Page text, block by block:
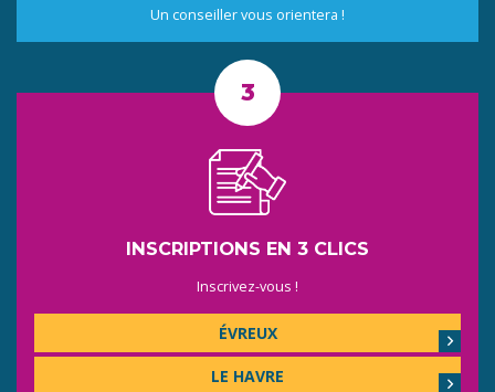
Un conseiller vous orientera !
INSCRIPTIONS EN 3 CLICS
Inscrivez-vous !
ÉVREUX
LE HAVRE